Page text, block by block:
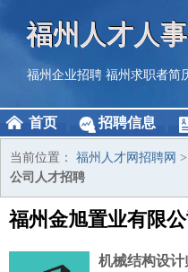
福州人才人
福州企业招聘 福州求职者简
首页 招聘信息
当前位置： 福州人才网招聘网 >
公司人才招聘
福州金旭置业有限
机械结构设计